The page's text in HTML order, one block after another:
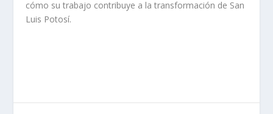
cómo su trabajo contribuye a la transformación de San
Luis Potosí.